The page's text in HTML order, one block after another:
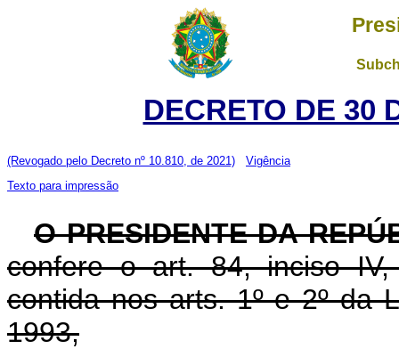
DECRETO DE 30
(Revogado pelo Decreto nº 10.810, de 2021)
Vigência
Texto para impressão
O PRESIDENTE DA
confere o art. 84, inciso
contida nos arts. 1º e 2º da
1993,